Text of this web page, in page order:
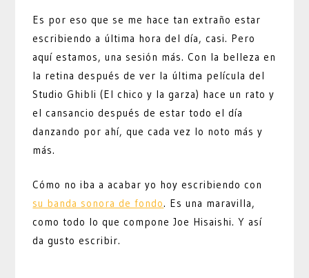
Es por eso que se me hace tan extraño estar
escribiendo a última hora del día, casi. Pero
aquí estamos, una sesión más. Con la belleza en
la retina después de ver la última película del
Studio Ghibli (El chico y la garza) hace un rato y
el cansancio después de estar todo el día
danzando por ahí, que cada vez lo noto más y
más.
Cómo no iba a acabar yo hoy escribiendo con
su banda sonora de fondo. Es una maravilla,
como todo lo que compone Joe Hisaishi. Y así
da gusto escribir.